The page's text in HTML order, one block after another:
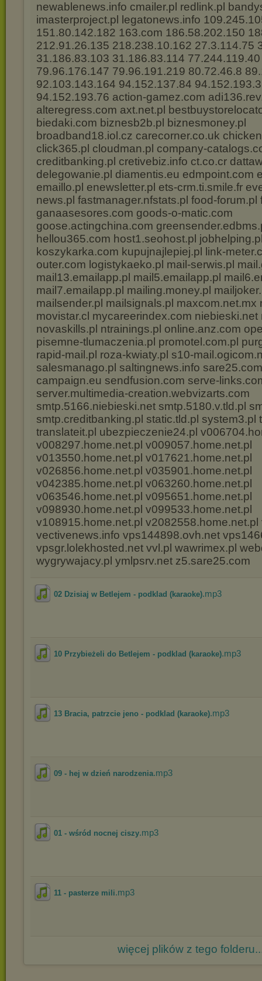
newablenews.info cmailer.pl redlink.pl
imasterproject.pl legatonews.info
151.80.142.182 163.com 186.58.202.150
212.91.26.135 218.238.10.162 27.3.114.75
31.186.83.103 31.186.83.114
79.96.176.147 79.96.191.219 80.72.46.8
92.103.143.164 94.152.137.84
94.152.193.76 action-gamez.com
alteregress.com axt.net.pl
biedaki.com biznesb2b.pl biznesmoney.pl
broadband18.iol.cz carecorner.co.uk
click365.pl cloudman.pl company-
creditbanking.pl cretivebiz.info ct.co.cr
delegowanie.pl diamentis.eu edmpoint.com
emaillo.pl enewsletter.pl ets-crm.ti.smile.fr
news.pl fastmanager.nfstats.pl food-forum.pl
ganaasesores.com goods-o-matic.com
goose.actingchina.com
hellou365.com host1.seohost.pl
koszykarka.com kupujnajlepiej.pl link-
outer.com logistykaeko.pl mail-serwis.pl
mail13.emailapp.pl mail5.emailapp.pl
mail7.emailapp.pl mailing.money.pl
mailsender.pl mailsignals.pl maxcom.net.mx
movistar.cl mycareerindex.com niebieski.net
novaskills.pl ntrainings.pl online.anz.com
pisemne-tlumaczenia.pl promotel.com.pl
rapid-mail.pl roza-kwiaty.pl s10-
salesmanago.pl saltingnews.info
campaign.eu sendfusion.com serve-
server.multimedia-creation.webvizarts.com
smtp.5166.niebieski.net smtp.5180.v.tld.pl
smtp.creditbanking.pl static.tld.pl system3.pl
translateit.pl ubezpieczenie24.pl
v008297.home.net.pl v009057.home.net.pl
v013550.home.net.pl v017621.home.net.pl
v026856.home.net.pl v035901.home.net.pl
v042385.home.net.pl v063260.home.net.pl
v063546.home.net.pl v095651.home.net.pl
v098930.home.net.pl v099533.home.net.pl
v108915.home.net.pl v2082558.home.net.pl
vectivenews.info vps144898.ovh.net
vpsgr.lolekhosted.net vvl.pl wawrimex.pl
wygrywajacy.pl ymlpsrv.net z5.sare25.com
02 Dzisiaj w Betlejem - podklad (karaoke).mp3
10 Przybieżeli do Betlejem - podklad (karaoke).mp3
13 Bracia, patrzcie jeno - podklad (karaoke).mp3
09 - hej w dzień narodzenia.mp3
01 - wśród nocnej ciszy.mp3
11 - pasterze mili.mp3
więcej plików z tego